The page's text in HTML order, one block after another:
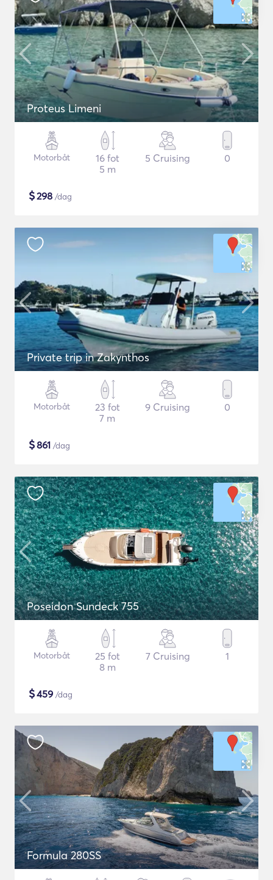
Proteus Limeni
Motorbåt
16 fot
5 m
5 Cruising 0
$298 /dag
Private trip in Zakynthos
Motorbåt
23 fot
7 m
9 Cruising 0
$861 /dag
Poseidon Sundeck 755
Motorbåt
25 fot
8 m
7 Cruising 1
$459 /dag
Formula 280SS